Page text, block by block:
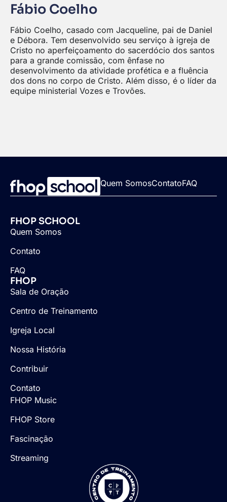
Fábio Coelho
Fábio Coelho, casado com Jacqueline, pai de Daniel
e Débora. Tem desenvolvido seu serviço à igreja de
Cristo no aperfeiçoamento do sacerdócio dos santos
para a grande comissão, com ênfase no
desenvolvimento da atividade profética e a fluência
dos dons no corpo de Cristo. Além disso, é o líder da
equipe ministerial Vozes e Trovões.
Quem SomosContatoFAQ
FHOP SCHOOL
Quem Somos
Contato
FAQ
FHOP
Sala de Oração
Centro de Treinamento
Igreja Local
Nossa História
Contribuir
Contato
FHOP Music
FHOP Store
Fascinação
Streaming